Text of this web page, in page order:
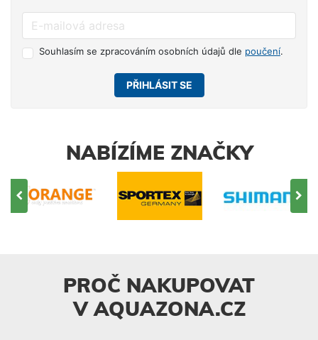
Souhlasím se zpracováním osobních údajů dle poučení.
PŘIHLÁSIT SE
NABÍZÍME ZNAČKY
PROČ NAKUPOVAT
V AQUAZONA.CZ